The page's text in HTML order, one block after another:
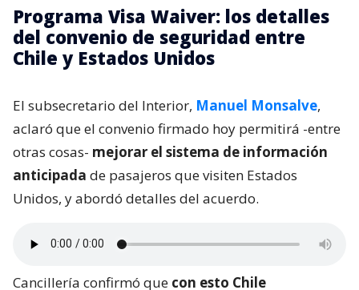
Programa Visa Waiver: los detalles
del convenio de seguridad entre
Chile y Estados Unidos
El subsecretario del Interior, Manuel Monsalve,
aclaró que el convenio firmado hoy permitirá -entre
otras cosas- mejorar el sistema de información
anticipada de pasajeros que visiten Estados
Unidos, y abordó detalles del acuerdo.
Cancillería confirmó que con esto Chile